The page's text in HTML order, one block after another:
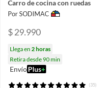
Carro de cocina con ruedas
Por SODIMAC
$ 29.990
Llega en 2 horas
Retira desde 90 min
EnvíoPlus+
(35)